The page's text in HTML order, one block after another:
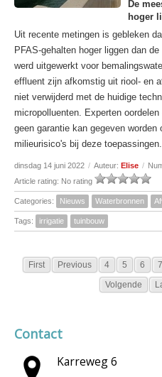
De
hoger
Uit recente metingen is gebleken
PFAS-gehalten hoger liggen dan
werd uitgewerkt voor
effluent zijn afkomstig uit riool- en
niet verwijderd met de huidige
micropolluenten. Experten
geen garantie kan gegeven worden
milieurisico's bij deze toepassingen.
dinsdag 14 juni 2022 / Auteur: Elise /
Article rating: No rating
Categories: Nieuws Waterbronnen
Tags: irrigatie tuinbouw
First Previous 4 5 6 7
Volgende
Contact
Karreweg 6